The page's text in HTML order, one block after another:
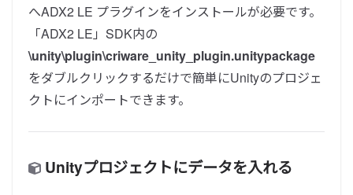
へADX2 LE プラグインをインストールが必要です。
「ADX2 LE」SDK内の
\unity\plugin\criware_unity_plugin.unitypackage
をダブルクリックするだけで簡単にUnityのプロジェ
クトにインポートできます。
Unityプロジェクトにデータを入れる